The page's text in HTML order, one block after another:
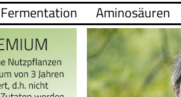
Fermentation Aminosäuren